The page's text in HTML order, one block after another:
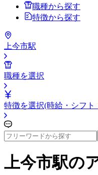
職種から探す
特徴から探す
上今市駅
職種を選択
特徴を選択(時給・シフト
上今市駅の